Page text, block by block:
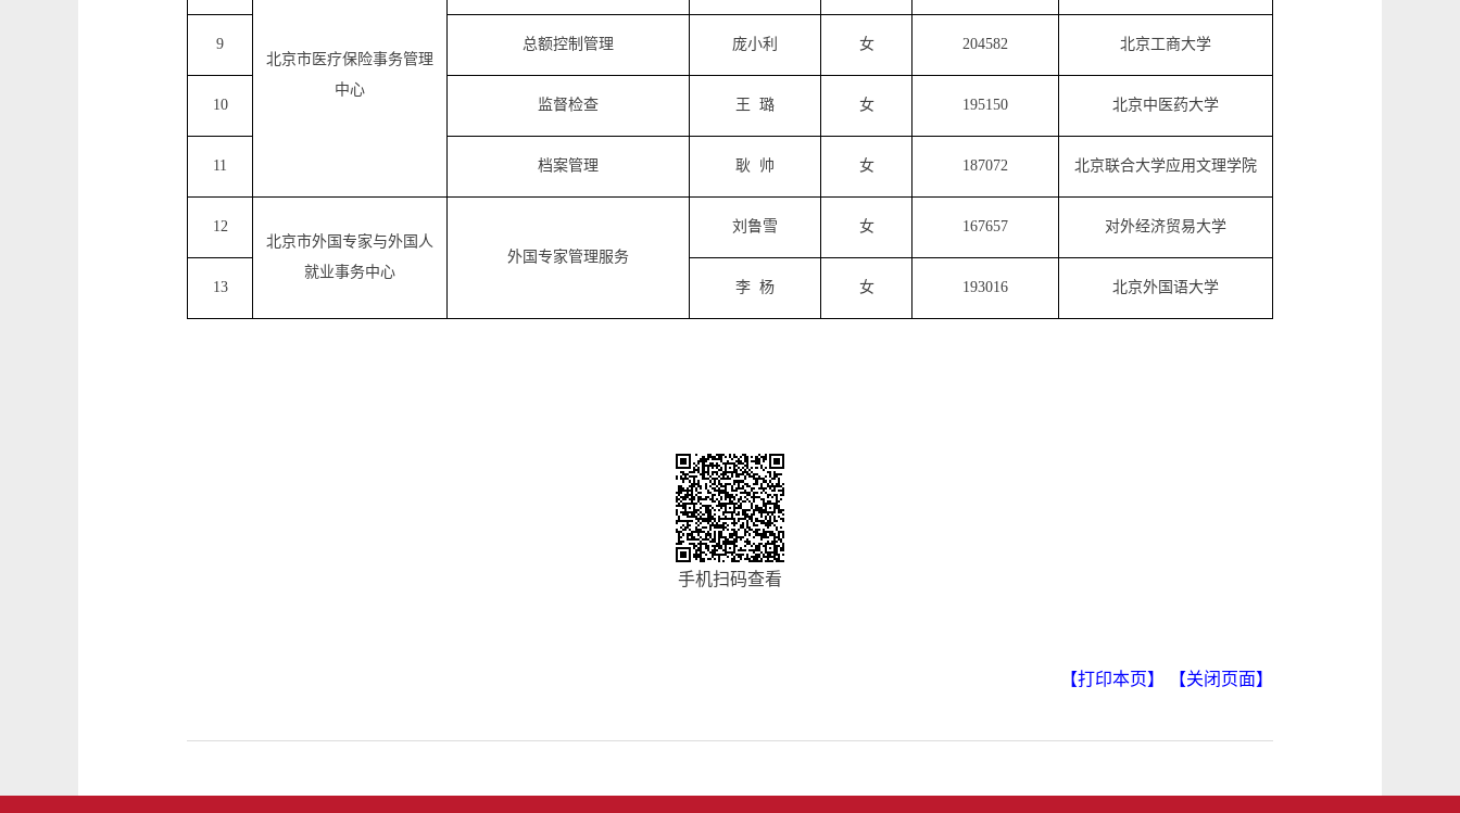
北京市医疗保险事务管理
中心
9 总额控制管理 庞小利 女 204582 北京工商大学
10 监督检查 王 璐 女 195150 北京中医药大学
11 档案管理 耿 帅 女 187072 北京联合大学应用文理学院
12
北京市外国专家与外国人
就业事务中心
外国专家管理服务
刘鲁雪 女 167657 对外经济贸易大学
13 李 杨 女 193016 北京外国语大学
手机扫码查看
【打印本页】 【关闭页面】